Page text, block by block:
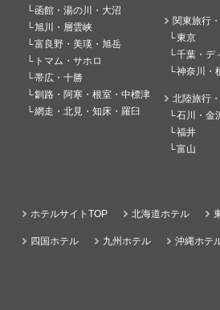
函館・湯の川・大沼
旭川・層雲峡
富良野・美瑛・旭岳
トマム・サホロ
帯広・十勝
釧路・阿寒・根室・中標津
網走・北見・知床・羅臼
関東旅行
東京
千葉・デ
神奈川・
北陸旅行
石川・金
福井
富山
ホテルサイトTOP 北海道ホテル
四国ホテル 九州ホテル 沖縄ホテ